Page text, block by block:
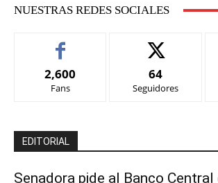
NUESTRAS REDES SOCIALES
2,600
Fans
64
Seguidores
EDITORIAL
Senadora pide al Banco